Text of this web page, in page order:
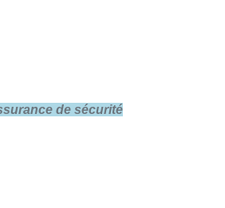
de sécurité